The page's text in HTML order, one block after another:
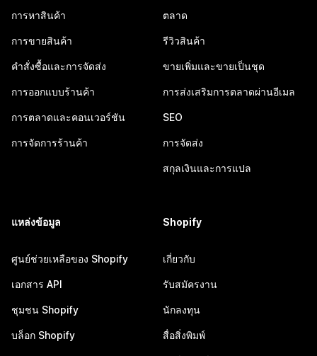
การหาสินค้า
การขายสินค้า
คำสั่งซื้อและการจัดส่ง
การออกแบบร้านค้า
การตลาดและคอนเวอร์ชัน
การจัดการร้านค้า
ตลาด
รีวิวสินค้า
ขายเพิ่มและขายเป็นชุด
การส่งเสริมการตลาดผ่านอีเมล
SEO
การจัดส่ง
สกุลเงินและการแปล
แหล่งข้อมูล
ศูนย์ช่วยเหลือของ Shopify
เอกสาร API
ชุมชน Shopify
บล็อก Shopify
Shopify
เกี่ยวกับ
รับสมัครงาน
นักลงทุน
สื่อสิ่งพิมพ์